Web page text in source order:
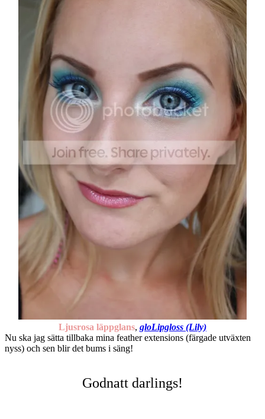
Ljusrosa läppglans, gloLipgloss (Lily)
Nu ska jag sätta tillbaka mina feather extensions (färgade utväxten
nyss) och sen blir det bums i säng!
Godnatt darlings!